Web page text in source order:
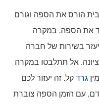
הורס את הספה וגורם
את הספה. במקרה
בשירות של חברה
אל תתלבטו במקרה
גרד קל. זה יעזור לכם
עם הזמן הספה צוברת